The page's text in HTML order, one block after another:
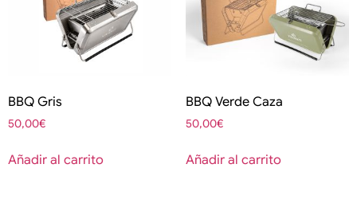
BBQ Gris
50,00€
Añadir al carrito
BBQ Verde Caza
50,00€
Añadir al carrito